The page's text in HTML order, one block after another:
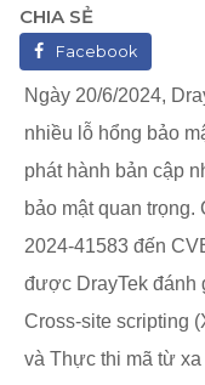
CHIA SẺ
Facebook
Ngày 20/6/2024,
nhiều lỗ hổng bảo
phát hành bản cập
bảo mật quan trọng.
2024-41583 đến
được DrayTek đánh
Cross-site scripting
và Thực thi mã từ xa